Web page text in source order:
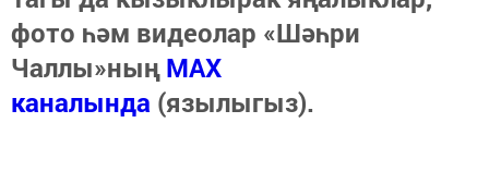
фото һәм видеолар «Шәһри
Чаллы»ныңMAX
каналында (язылыгыз).